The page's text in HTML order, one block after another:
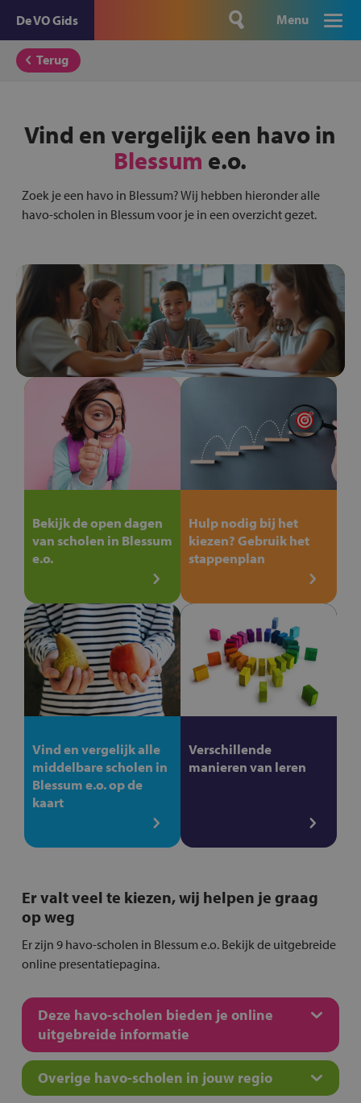
De VO Gids Menu
Terug
Vind en vergelijk een havo in
Blessum e.o.
Zoek je een havo in Blessum? Wij hebben hieronder alle
havo-scholen in Blessum voor je in een overzicht gezet.
Bekijk de open dagen
van scholen in Blessum
e.o.
Hulp nodig bij het
kiezen? Gebruik het
stappenplan
Vind en vergelijk alle
middelbare scholen in
Blessum e.o. op de
kaart
Verschillende
manieren van leren
Er valt veel te kiezen, wij helpen je graag
op weg
Er zijn 9 havo-scholen in Blessum e.o. Bekijk de uitgebreide
online presentatiepagina.
Deze havo-scholen bieden je online
uitgebreide informatie
Overige havo-scholen in jouw regio